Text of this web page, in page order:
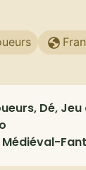
Dé,
Médiéval-